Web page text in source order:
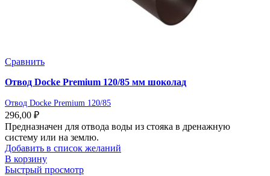
Сравнить
Отвод Docke Premium 120/85 мм шоколад
Отвод Docke Premium 120/85
296,00 ₽
Предназначен для отвода воды из стояка в дренажную
систему или на землю.
Добавить в список желаний
В корзину
Быстрый просмотр